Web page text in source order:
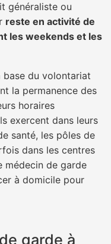
généraliste ou
reste en activité de
les weekends et les
base du volontariat
la permanence des
horaires
exercent dans leurs
santé, les pôles de
dans les centres
médecin de garde
à domicile pour
garde à